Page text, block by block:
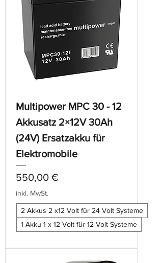
Multipower MPC 30 - 12
Akkusatz 2×12V 30Ah
(24V) Ersatzakku für
Elektromobile
Preis
550,00 €
inkl. MwSt.
2 Akkus 2 x12 Volt für 24 Volt Systeme
1 Akku 1 x 12 Volt für 12 Volt Systeme